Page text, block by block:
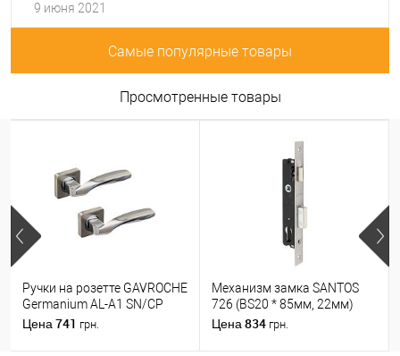
9 июня 2021
Самые популярные товары
Просмотренные товары
Ручки на розетте GAVROCHE
Germanium AL-A1 SN/CP
никель/хром
Цена 741 грн.
Механизм замка SANTOS
726 (BS20 * 85мм, 22мм)
матовый хром
Цена 834 грн.